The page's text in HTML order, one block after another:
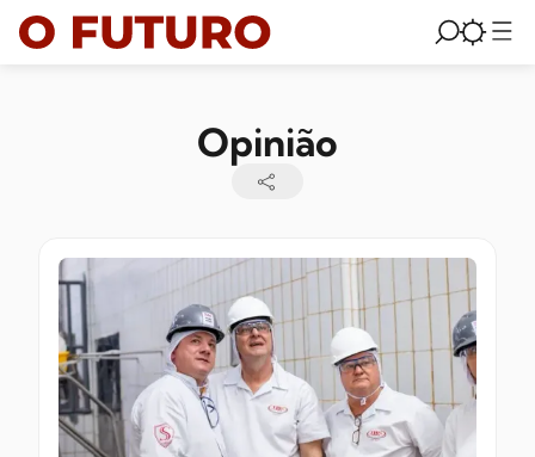
Opinião